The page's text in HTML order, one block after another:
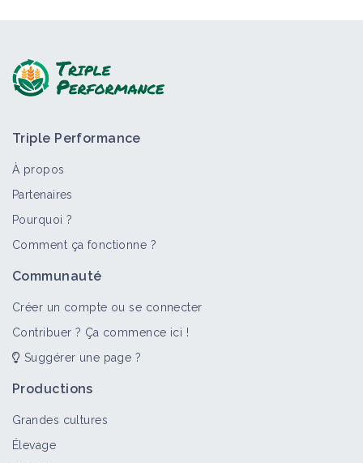
Triple Performance
À propos
Partenaires
Pourquoi ?
Comment ça fonctionne ?
Communauté
Créer un compte ou se connecter
Contribuer ? Ça commence ici !
Suggérer une page ?
Productions
Grandes cultures
Élevage